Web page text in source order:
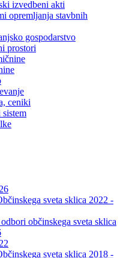
izvedbeni akti
opremljanja stavbnih
gospodarstvo
prostori
ceniki
sveta sklica 2022 -
občinskega sveta sklica
sveta sklica 2018 -